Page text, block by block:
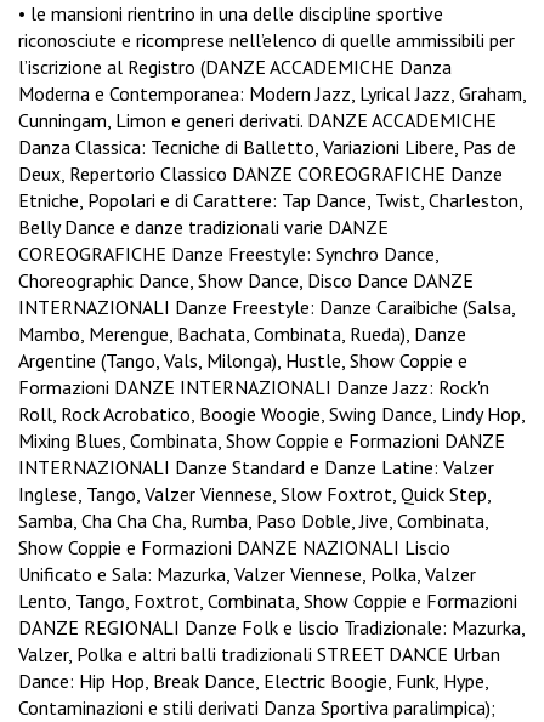
• le mansioni rientrino in una delle discipline sportive
riconosciute e ricomprese nell’elenco di quelle ammissibili per
l’iscrizione al Registro (DANZE ACCADEMICHE Danza
Moderna e Contemporanea: Modern Jazz, Lyrical Jazz, Graham,
Cunningam, Limon e generi derivati. DANZE ACCADEMICHE
Danza Classica: Tecniche di Balletto, Variazioni Libere, Pas de
Deux, Repertorio Classico DANZE COREOGRAFICHE Danze
Etniche, Popolari e di Carattere: Tap Dance, Twist, Charleston,
Belly Dance e danze tradizionali varie DANZE
COREOGRAFICHE Danze Freestyle: Synchro Dance,
Choreographic Dance, Show Dance, Disco Dance DANZE
INTERNAZIONALI Danze Freestyle: Danze Caraibiche (Salsa,
Mambo, Merengue, Bachata, Combinata, Rueda), Danze
Argentine (Tango, Vals, Milonga), Hustle, Show Coppie e
Formazioni DANZE INTERNAZIONALI Danze Jazz: Rock'n
Roll, Rock Acrobatico, Boogie Woogie, Swing Dance, Lindy Hop,
Mixing Blues, Combinata, Show Coppie e Formazioni DANZE
INTERNAZIONALI Danze Standard e Danze Latine: Valzer
Inglese, Tango, Valzer Viennese, Slow Foxtrot, Quick Step,
Samba, Cha Cha Cha, Rumba, Paso Doble, Jive, Combinata,
Show Coppie e Formazioni DANZE NAZIONALI Liscio
Unificato e Sala: Mazurka, Valzer Viennese, Polka, Valzer
Lento, Tango, Foxtrot, Combinata, Show Coppie e Formazioni
DANZE REGIONALI Danze Folk e liscio Tradizionale: Mazurka,
Valzer, Polka e altri balli tradizionali STREET DANCE Urban
Dance: Hip Hop, Break Dance, Electric Boogie, Funk, Hype,
Contaminazioni e stili derivati Danza Sportiva paralimpica);